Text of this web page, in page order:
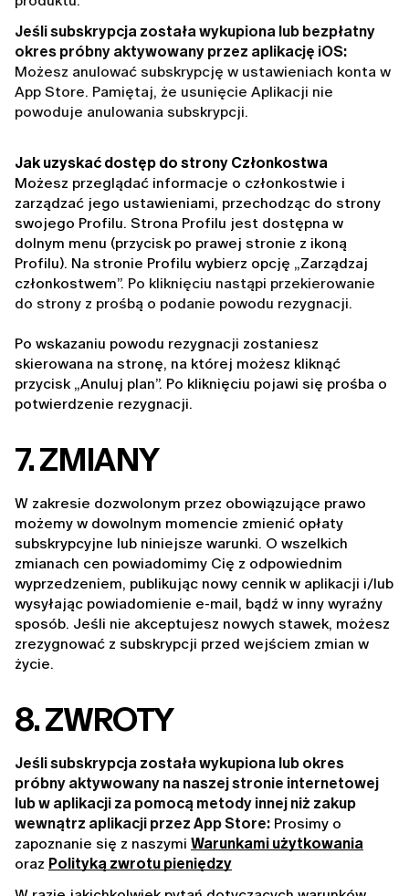
Jeśli subskrypcja została wykupiona lub bezpłatny
okres próbny aktywowany przez aplikację iOS:
Możesz anulować subskrypcję w ustawieniach konta w
App Store. Pamiętaj, że usunięcie Aplikacji nie
powoduje anulowania subskrypcji.
Jak uzyskać dostęp do strony Członkostwa
Możesz przeglądać informacje o członkostwie i
zarządzać jego ustawieniami, przechodząc do strony
swojego Profilu. Strona Profilu jest dostępna w
dolnym menu (przycisk po prawej stronie z ikoną
Profilu). Na stronie Profilu wybierz opcję „Zarządzaj
członkostwem”. Po kliknięciu nastąpi przekierowanie
do strony z prośbą o podanie powodu rezygnacji.
Po wskazaniu powodu rezygnacji zostaniesz
skierowana na stronę, na której możesz kliknąć
przycisk „Anuluj plan”. Po kliknięciu pojawi się prośba o
potwierdzenie rezygnacji.
7. ZMIANY
W zakresie dozwolonym przez obowiązujące prawo
możemy w dowolnym momencie zmienić opłaty
subskrypcyjne lub niniejsze warunki. O wszelkich
zmianach cen powiadomimy Cię z odpowiednim
wyprzedzeniem, publikując nowy cennik w aplikacji i/lub
wysyłając powiadomienie e-mail, bądź w inny wyraźny
sposób. Jeśli nie akceptujesz nowych stawek, możesz
zrezygnować z subskrypcji przed wejściem zmian w
życie.
8. ZWROTY
Jeśli subskrypcja została wykupiona lub okres
próbny aktywowany na naszej stronie internetowej
lub w aplikacji za pomocą metody innej niż zakup
wewnątrz aplikacji przez App Store: Prosimy o
zapoznanie się z naszymi Warunkami użytkowania
oraz Polityką zwrotu pieniędzy